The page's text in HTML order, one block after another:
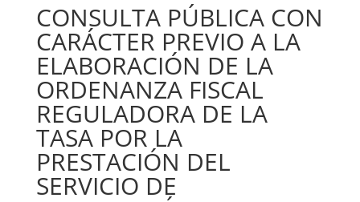
CONSULTA PÚBLICA CON
CARÁCTER PREVIO A LA
ELABORACIÓN DE LA
ORDENANZA FISCAL
REGULADORA DE LA
TASA POR LA
PRESTACIÓN DEL
SERVICIO DE